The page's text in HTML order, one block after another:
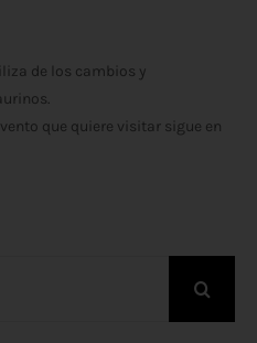
de los cambios y
que quiere visitar sigue en